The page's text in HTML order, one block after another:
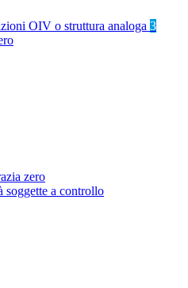
OIV o struttura analoga 3
zero
soggette a controllo